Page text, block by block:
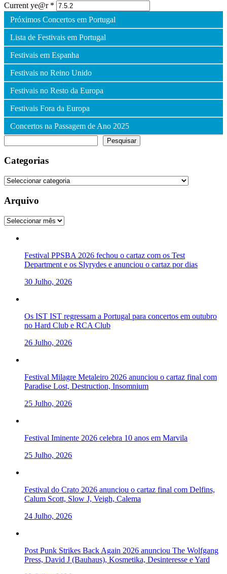
Current ye@r *
Próximos Concertos em Portugal
Lista de Festivais em Portugal
Festivais em Espanha
Festivais no Reino Unido
Festivais no Resto da Europa
Festivais Fora da Europa
Concertos na Passagem de Ano 2025
Pesquisar
Categorias
Categorias
Arquivo
Arquivo
Festival PPSBA 2026 fechou o cartaz com os Test
Department e os Slyrydes e anunciou o cartaz por dias
30 Julho, 2026
Os IST IST regressam a Portugal para concertos em outubro
no Hard Club e RCA Club
26 Julho, 2026
Festival Milagre Metaleiro 2026 anunciou o cartaz final com
Paradise Lost, Destruction, Insomnium
25 Julho, 2026
Festival Iminente 2026 celebra 10 anos em Marvila
25 Julho, 2026
Festival do Crato 2026 anunciou o cartaz final com Delfins,
Calum Scott, Slow J, Veigh, Calema
24 Julho, 2026
Post Punk Strikes Back Again 2026 anunciou The Wolfgang
Press, David J (Bauhaus), Kosmetika, Desinteresse e Yard